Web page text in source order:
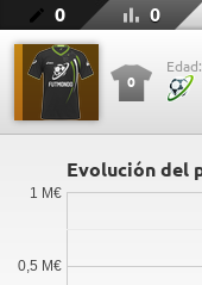
0 0
0
Edad:
Evolución del
0,5 M€
1 M€